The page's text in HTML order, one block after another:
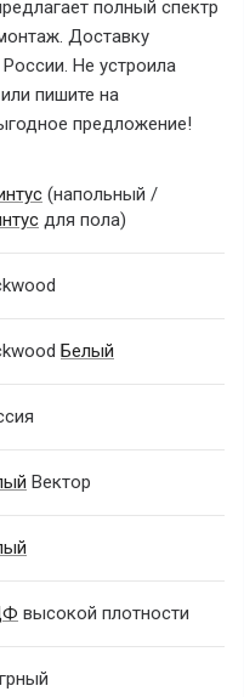
полный спектр
Доставку
Не устроила
пишите на
предложение!
(напольный /
для пола)
Белый
Вектор
высокой плотности